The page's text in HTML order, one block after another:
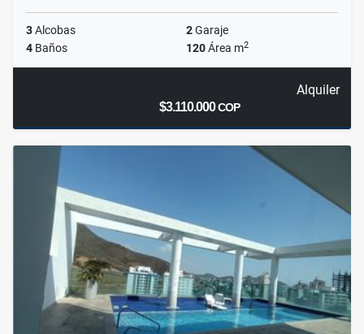
3Alcobas 2Garaje
4 Baños 120Área m2
Alquiler
$3.110.000COP